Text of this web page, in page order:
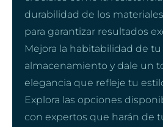
durabilidad de los
para garantizar resultados
Mejora la habitabilidad de
almacenamiento y dale un
elegancia que refleje tu
Explora las opciones
con expertos que harán de